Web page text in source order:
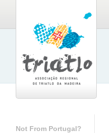
Not From Portugal?